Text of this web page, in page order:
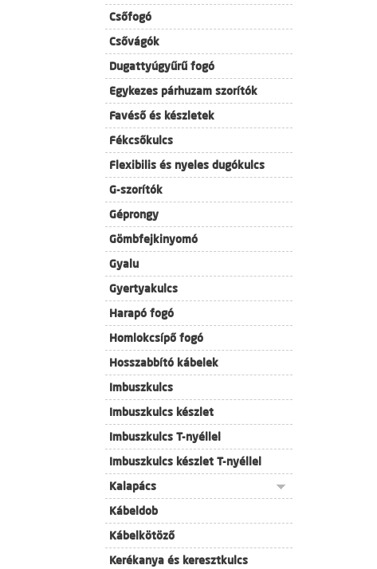
Csőfogó
Csővágók
Dugattyúgyűrű fogó
Egykezes párhuzam szorítók
Favéső és készletek
Fékcsőkulcs
Flexibilis és nyeles dugókulcs
G-szorítók
Géprongy
Gömbfejkinyomó
Gyalu
Gyertyakulcs
Harapó fogó
Homlokcsípő fogó
Hosszabbító kábelek
Imbuszkulcs
Imbuszkulcs készlet
Imbuszkulcs T-nyéllel
Imbuszkulcs készlet T-nyéllel
Kalapács
Kábeldob
Kábelkötöző
Kerékanya és keresztkulcs